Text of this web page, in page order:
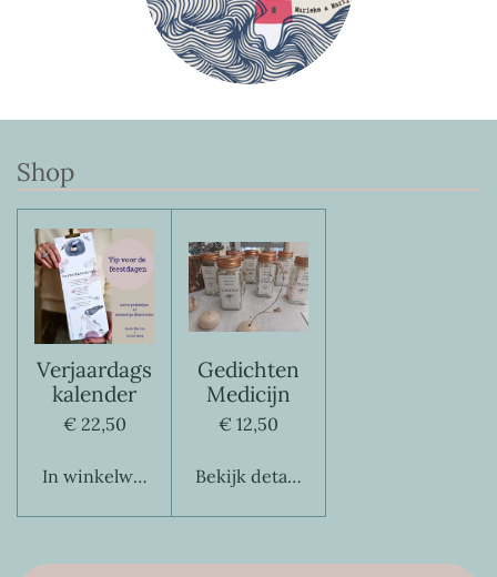
Shop
Verjaardags
kalender
€ 22,50
In winkelwagen
Gedichten
Medicijn
€ 12,50
Bekijk details